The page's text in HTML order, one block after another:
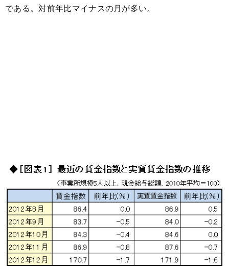
である。対前年比マイナスの月が多い。